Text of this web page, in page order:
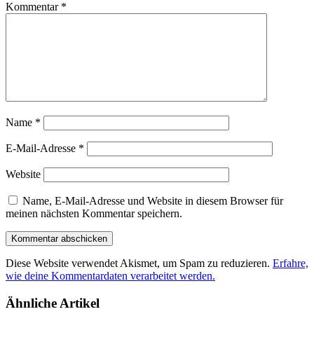
Kommentar *
Name *
E-Mail-Adresse *
Website
Name, E-Mail-Adresse und Website in diesem Browser für
meinen nächsten Kommentar speichern.
Diese Website verwendet Akismet, um Spam zu reduzieren. Erfahre,
wie deine Kommentardaten verarbeitet werden.
Ähnliche Artikel